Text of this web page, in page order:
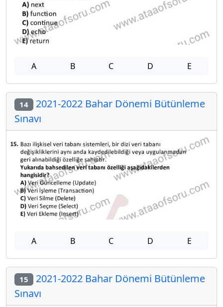
A B C D E
14 2021-2022 Bahar Dönemi Bütünleme
Sınavı
A B C D E
15 2021-2022 Bahar Dönemi Bütünleme
Sınavı